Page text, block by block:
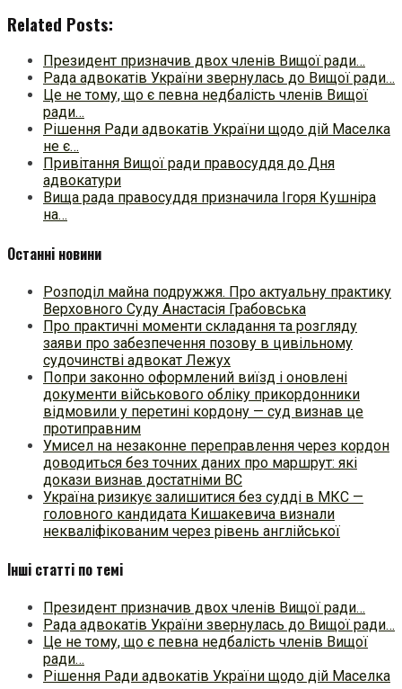
Related Posts:
Президент призначив двох членів Вищої ради…
Рада адвокатів України звернулась до Вищої ради…
Це не тому, що є певна недбалість членів Вищої
ради…
Рішення Ради адвокатів України щодо дій Маселка
не є…
Привітання Вищої ради правосуддя до Дня
адвокатури
Вища рада правосуддя призначила Ігоря Кушніра
на…
Останні новини
Розподіл майна подружжя. Про актуальну практику
Верховного Суду Анастасія Грабовська
Про практичні моменти складання та розгляду
заяви про забезпечення позову в цивільному
судочинстві адвокат Лежух
Попри законно оформлений виїзд і оновлені
документи військового обліку прикордонники
відмовили у перетині кордону — суд визнав це
протиправним
Умисел на незаконне переправлення через кордон
доводиться без точних даних про маршрут: які
докази визнав достатніми ВС
Україна ризикує залишитися без судді в МКС —
головного кандидата Кишакевича визнали
некваліфікованим через рівень англійської
Інші статті по темі
Президент призначив двох членів Вищої ради…
Рада адвокатів України звернулась до Вищої ради…
Це не тому, що є певна недбалість членів Вищої
ради…
Рішення Ради адвокатів України щодо дій Маселка